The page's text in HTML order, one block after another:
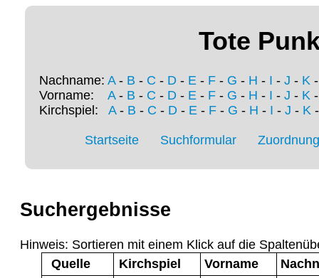
Tote
Nachname: A- B - C - D - E - F - G - H - I - J - K
Vorname: A- B - C - D - E - F - G - H - I - J - K
Kirchspiel: A- B - C - D- E- F- G - H - I - J - K
Startseite Suchformular
Suchergebnisse
Hinweis: Sortieren mit einem Klick auf die
Quelle
Kirchspiel Vorname